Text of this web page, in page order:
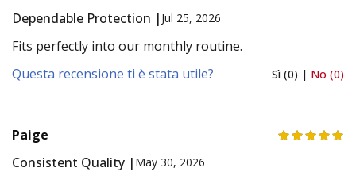
Dependable Protection | Jul 25, 2026
Fits perfectly into our monthly routine.
Questa recensione ti è stata utile?
Sì (0) | No (0)
Paige
Consistent Quality | May 30, 2026